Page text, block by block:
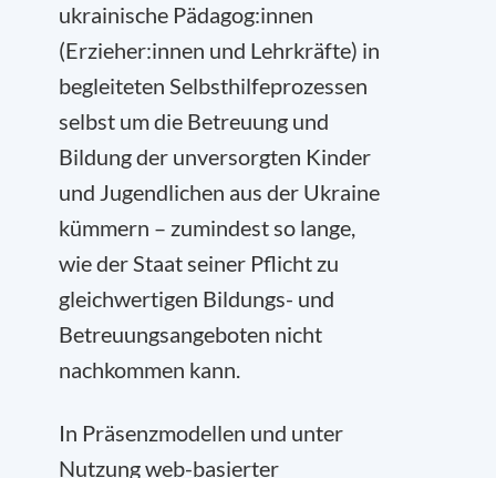
ukrainische Pädagog:innen
(Erzieher:innen und Lehrkräfte) in
begleiteten Selbsthilfeprozessen
selbst um die Betreuung und
Bildung der unversorgten Kinder
und Jugendlichen aus der Ukraine
kümmern – zumindest so lange,
wie der Staat seiner Pflicht zu
gleichwertigen Bildungs- und
Betreuungsangeboten nicht
nachkommen kann.
In Präsenzmodellen und unter
Nutzung web-basierter